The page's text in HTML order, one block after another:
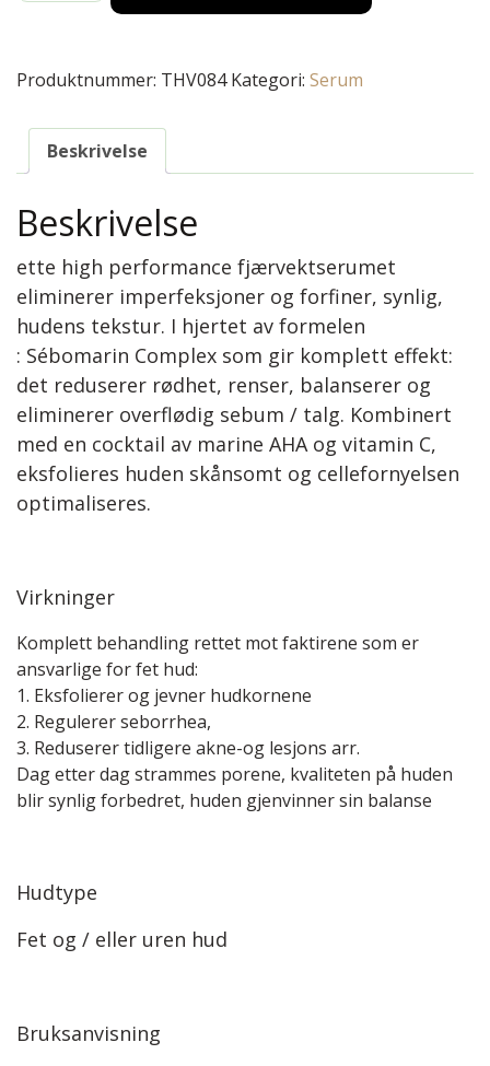
Produktnummer: THV084 Kategori: Serum
Beskrivelse
Beskrivelse
ette high performance fjærvektserumet
eliminerer imperfeksjoner og forfiner, synlig,
hudens tekstur. I hjertet av formelen
: Sébomarin Complex som gir komplett effekt:
det reduserer rødhet, renser, balanserer og
eliminerer overflødig sebum / talg. Kombinert
med en cocktail av marine AHA og vitamin C,
eksfolieres huden skånsomt og cellefornyelsen
optimaliseres.
Virkninger
Komplett behandling rettet mot faktirene som er
ansvarlige for fet hud:
1. Eksfolierer og jevner hudkornene
2. Regulerer seborrhea,
3. Reduserer tidligere akne-og lesjons arr.
Dag etter dag strammes porene, kvaliteten på huden
blir synlig forbedret, huden gjenvinner sin balanse
Hudtype
Fet og / eller uren hud
Bruksanvisning